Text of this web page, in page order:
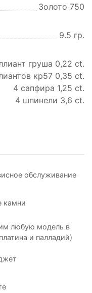
Золото 750
9.5 гр.
груша 0,22 ct.
кр57 0,35 ct.
4 сапфира 1,25 ct.
4 шпинели 3,6 ct.
обслуживание
камни
любую модель в
и палладий)